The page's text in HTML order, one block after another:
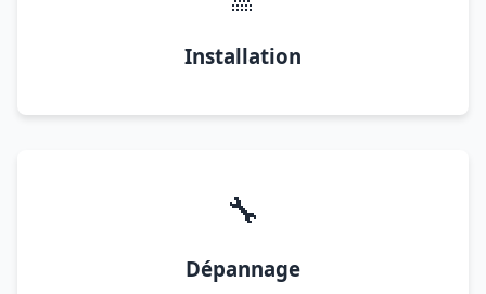
Installation
🔧
Dépannage